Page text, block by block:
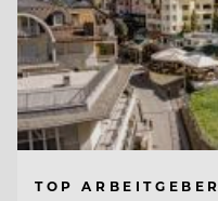
TOP ARBEITGEBER